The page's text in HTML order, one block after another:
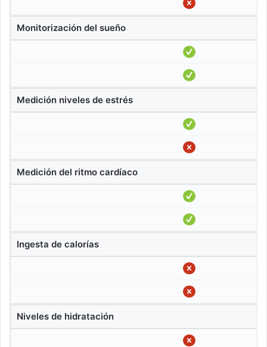
Monitorización del sueño
Medición niveles de estrés
Medición del ritmo cardíaco
Ingesta de calorías
Niveles de hidratación